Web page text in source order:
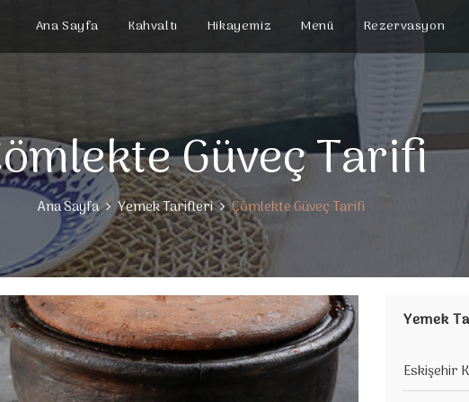
Ana Sayfa Kahvaltı Hikayemiz Menü Rezervasyon
Güveç Tarifi
Ana Sayfa Yemek Tarifleri Çömlekte Güveç Tarifi
Yemek
Eskişehir